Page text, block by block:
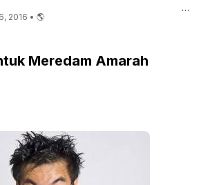
2016 • 🌎
⋯
Meredam Amarah